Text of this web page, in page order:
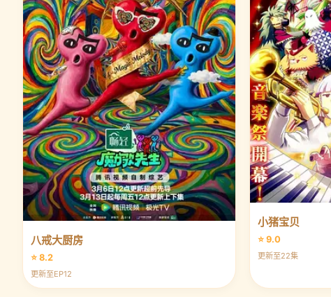
八戒大厨房
⭐ 8.2
更新至EP12
小猪宝贝
⭐ 9.0
更新至22集